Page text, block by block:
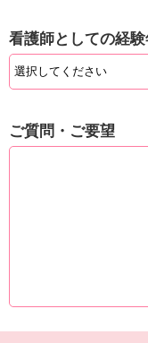
看護師としての経
ご質問・ご要望